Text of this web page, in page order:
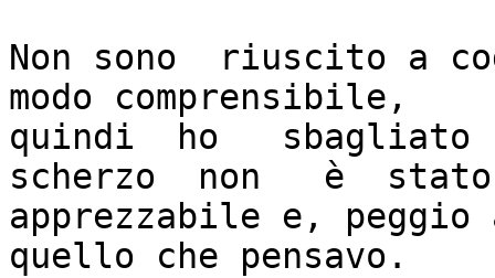
Non sono  riuscito a
modo comprensibile,
quindi  ho   sbagliato
scherzo  non   è  stato
apprezzabile e, peggio
quello che pensavo.